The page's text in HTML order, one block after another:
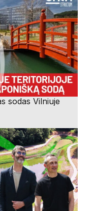
sodas Vilniuje